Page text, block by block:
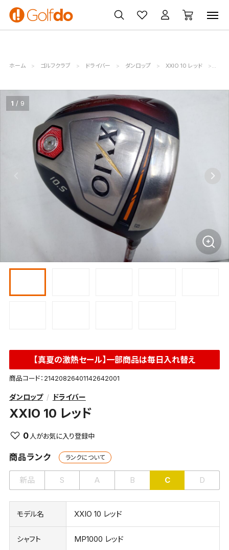
ゴルフ
クラブ
ゴルフ用品
買取
無料査定
クーポン
一覧
ホーム ゴルフクラブ ドライバー ダンロップ XXIO 10 レッド
1 9
【真夏の激熱セール】一部商品は毎日入れ替え
商品コード：21420826401142642001
ダンロップ ドライバー
XXIO 10 レッド
0
商品ランク ランクについて
新品 S A B C D
モデル名 XXIO 10 レッド
シャフト MP1000 レッド